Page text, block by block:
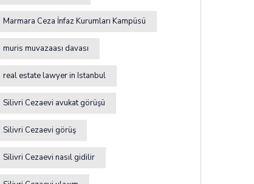
Marmara Ceza İnfaz Kurumları Kampüsü
muris muvazaası davası
real estate lawyer in Istanbul
Silivri Cezaevi avukat görüşü
Silivri Cezaevi görüş
Silivri Cezaevi nasıl gidilir